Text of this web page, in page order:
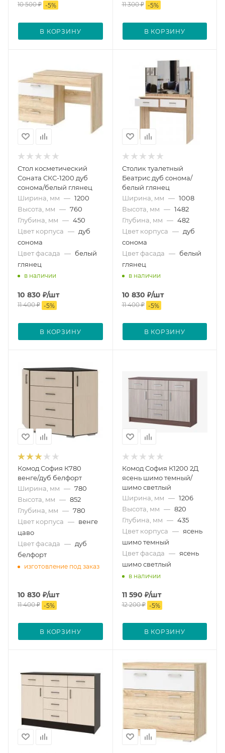
10 500₽ -5%
В КОРЗИНУ
11 300₽ -5%
В КОРЗИНУ
Стол косметический
Соната СКС-1200 дуб
сонома/белый глянец
Ширина, мм — 1200
Высота, мм — 760
Глубина, мм — 450
Цвет корпуса — дуб
сонома
Цвет фасада — белый
глянец
в наличии
10 830 ₽/шт
11 400₽ -5%
В КОРЗИНУ
Столик туалетный
Беатрис дуб сонома/
белый глянец
Ширина, мм — 1008
Высота, мм — 1482
Глубина, мм — 482
Цвет корпуса — дуб
сонома
Цвет фасада — белый
глянец
в наличии
10 830 ₽/шт
11 400₽ -5%
В КОРЗИНУ
Комод София К780
венге/дуб белфорт
Ширина, мм — 780
Высота, мм — 852
Глубина, мм — 780
Цвет корпуса — венге
цаво
Цвет фасада — дуб
белфорт
изготовление под заказ
10 830 ₽/шт
11 400₽ -5%
В КОРЗИНУ
Комод София К1200 2Д
ясень шимо темный/
шимо светлый
Ширина, мм — 1206
Высота, мм — 820
Глубина, мм — 435
Цвет корпуса — ясень
шимо темный
Цвет фасада — ясень
шимо светлый
в наличии
11 590 ₽/шт
12 200₽ -5%
В КОРЗИНУ